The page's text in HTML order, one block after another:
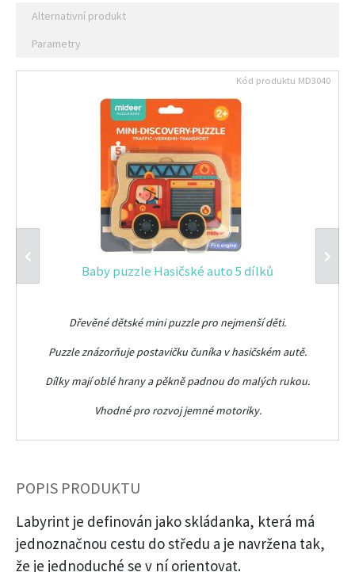
Alternativní produkt
Parametry
Baby puzzle Hasičské auto 5 dílků
Kód produktu MD3040
Dřevěné dětské mini puzzle pro nejmenší děti.
Puzzle znázorňuje postavičku čuníka v hasičském autě.
Dílky mají oblé hrany a pěkně padnou do malých rukou.
Vhodné pro rozvoj jemné motoriky.
POPIS PRODUKTU
Labyrint je definován jako skládanka, která má
jednoznačnou cestu do středu a je navržena tak,
že je jednoduché se v ní orientovat.